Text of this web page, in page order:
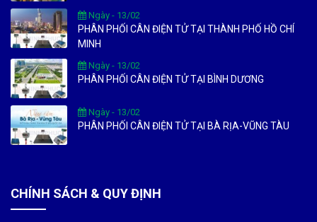
Ngày - 13/02
PHÂN PHỐI CÂN ĐIỆN TỬ TẠI THÀNH PHỐ HỒ CHÍ
MINH
Ngày - 13/02
PHÂN PHỐI CÂN ĐIỆN TỬ TẠI BÌNH DƯƠNG
Ngày - 13/02
PHÂN PHỐI CÂN ĐIỆN TỬ TẠI BÀ RỊA-VŨNG TÀU
CHÍNH SÁCH & QUY ĐỊNH